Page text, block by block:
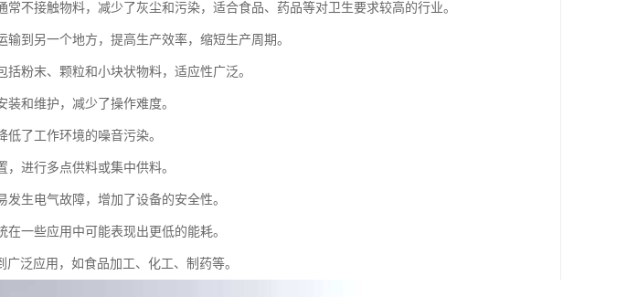
不接触物料，减少了灰尘和污染，适合食品、药品等对卫生要求较高的行业。
到另一个地方，提高生产效率，缩短生产周期。
粉末、颗粒和小块状物料，适应性广泛。
和维护，减少了操作难度。
了工作环境的噪音污染。
进行多点供料或集中供料。
生电气故障，增加了设备的安全性。
一些应用中可能表现出更低的能耗。
泛应用，如食品加工、化工、制药等。